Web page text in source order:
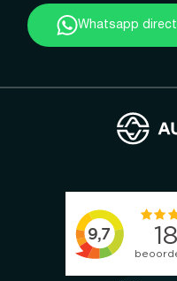
Whatsapp direct